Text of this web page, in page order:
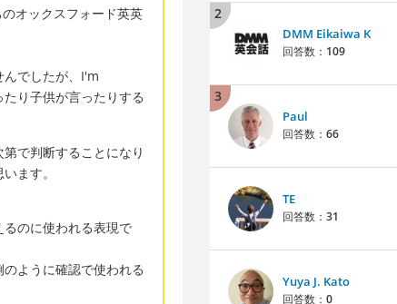
オックスフォード英英
でしたが、I'm
り子供が言ったりする
で判断することになり
ます。
のに使われる表現で
ように確認で使われる
2
DMM Eikaiwa K
回答数： 109
3
Paul
回答数： 66
TE
回答数： 31
Yuya J. Kato
回答数： 0